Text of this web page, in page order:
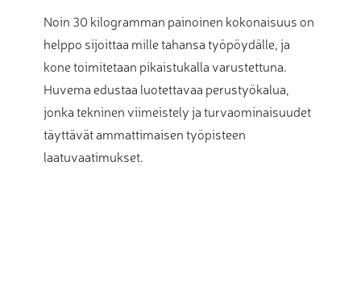
Noin 30 kilogramman painoinen kokonaisuus on
helppo sijoittaa mille tahansa työpöydälle, ja
kone toimitetaan pikaistukalla varustettuna.
Huvema edustaa luotettavaa perustyökalua,
jonka tekninen viimeistely ja turvaominaisuudet
täyttävät ammattimaisen työpisteen
laatuvaatimukset.